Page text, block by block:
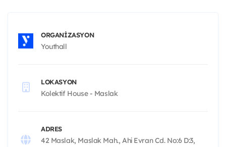
ORGANIZASYON
Youthall
LOKASYON
Kolektif House - Maslak
ADRES
42 Maslak, Maslak Mah., Ahi Evran Cd. No:6 D:3,